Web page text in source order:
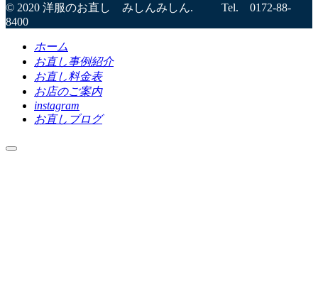
© 2020 洋服のお直し みしんみしん. Tel. 0172-88-
8400
ホーム
お直し事例紹介
お直し料金表
お店のご案内
instagram
お直しブログ